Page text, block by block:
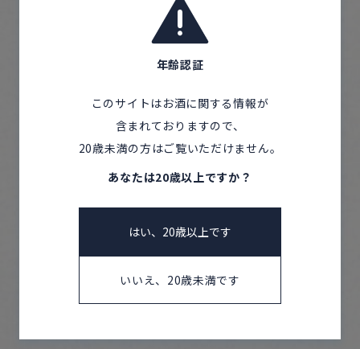
若い世代が企画し、新たな世
代で醸すお酒
年齢認証
このサイトはお酒に関する情報が
含まれておりますので、
20歳未満の方はご覧いただけません。
あなたは20歳以上ですか？
はい、20歳以上です
いいえ、20歳未満です